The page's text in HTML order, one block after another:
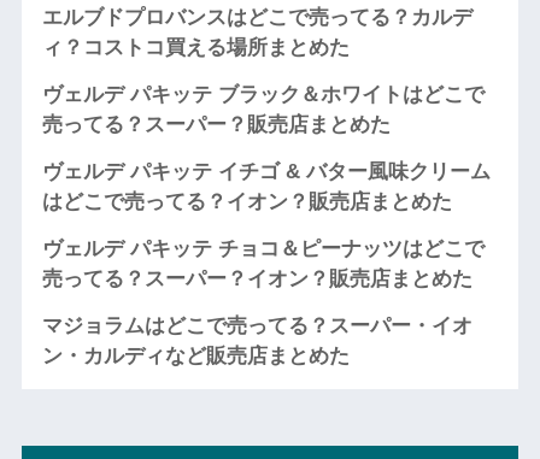
エルブドプロバンスはどこで売ってる？カルデ
ィ？コストコ買える場所まとめた
ヴェルデ パキッテ ブラック＆ホワイトはどこで
売ってる？スーパー？販売店まとめた
ヴェルデ パキッテ イチゴ & バター風味クリーム
はどこで売ってる？イオン？販売店まとめた
ヴェルデ パキッテ チョコ＆ピーナッツはどこで
売ってる？スーパー？イオン？販売店まとめた
マジョラムはどこで売ってる？スーパー・イオ
ン・カルディなど販売店まとめた